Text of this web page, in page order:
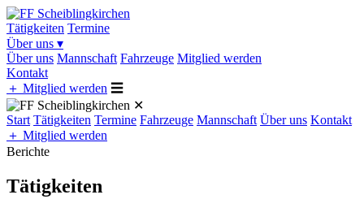
Tätigkeiten Termine
Über uns ▾
Über uns Mannschaft Fahrzeuge Mitglied werden
Kontakt
＋ Mitglied werden ☰
✕
Start Tätigkeiten Termine Fahrzeuge Mannschaft Über uns Kontakt
＋ Mitglied werden
Berichte
Tätigkeiten